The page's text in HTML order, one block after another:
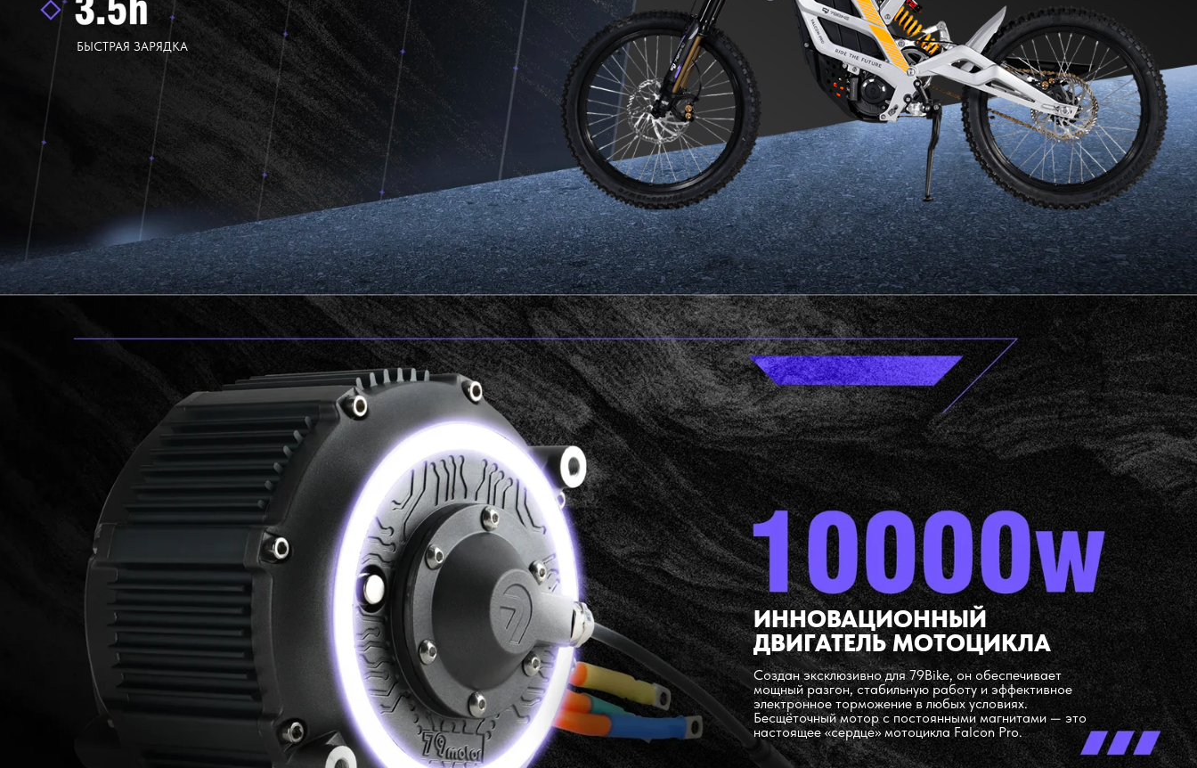
БЫСТРАЯ ЗАРЯДКА
ИННОВАЦИОННЫЙ
ДВИГАТЕЛЬ МОТОЦИКЛА
Создан эксклюзивно для 79Bike, он обеспечивает
мощный разгон, стабильную работу и эффективное
электронное торможение в любых условиях.
Бесщёточный мотор с постоянными магнитами — это
настоящее «сердце» мотоцикла Falcon Pro.